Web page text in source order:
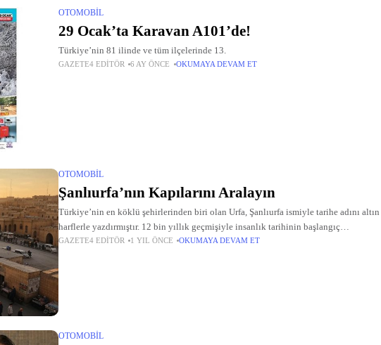
OTOMOBIL
29 Ocak’ta Karavan A101’de!
Türkiye’nin 81 ilinde ve tüm ilçelerinde 13.
GAZETE4 EDITÖR 6 AY ÖNCE OKUMAYA DEVAM ET
OTOMOBIL
Şanlıurfa’nın Kapılarını Aralayın
Türkiye’nin en köklü şehirlerinden biri olan Urfa, Şanlıurfa ismiyle tarihe adını altın
harflerle yazdırmıştır. 12 bin yıllık geçmişiyle insanlık tarihinin başlangıç
noktalarından biri kabul edilen Urfa, Göbeklitepe gibi arkeolojik hazineleriyle
GAZETE4 EDITÖR 1 YIL ÖNCE OKUMAYA DEVAM ET
OTOMOBIL